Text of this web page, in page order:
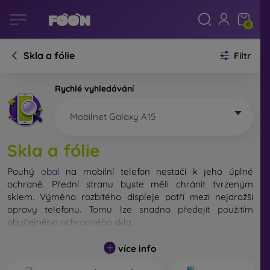
0
Skla a fólie Filtr
Rychlé vyhledávání
Mobilnet Galaxy A15
Skla a fólie
Pouhý obal na mobilní telefon nestačí k jeho úplné
ochraně. Přední stranu byste měli chránit tvrzeným
sklem. Výměna rozbitého displeje patří mezi nejdražší
opravy telefonu. Tomu lze snadno předejít použitím
obyčejného ochranného skla
Nerozbitné sklo na mobil sice neexistuje, ale při pádu
zůstane displej ve většině případů nepoškozený. Výběr
více info